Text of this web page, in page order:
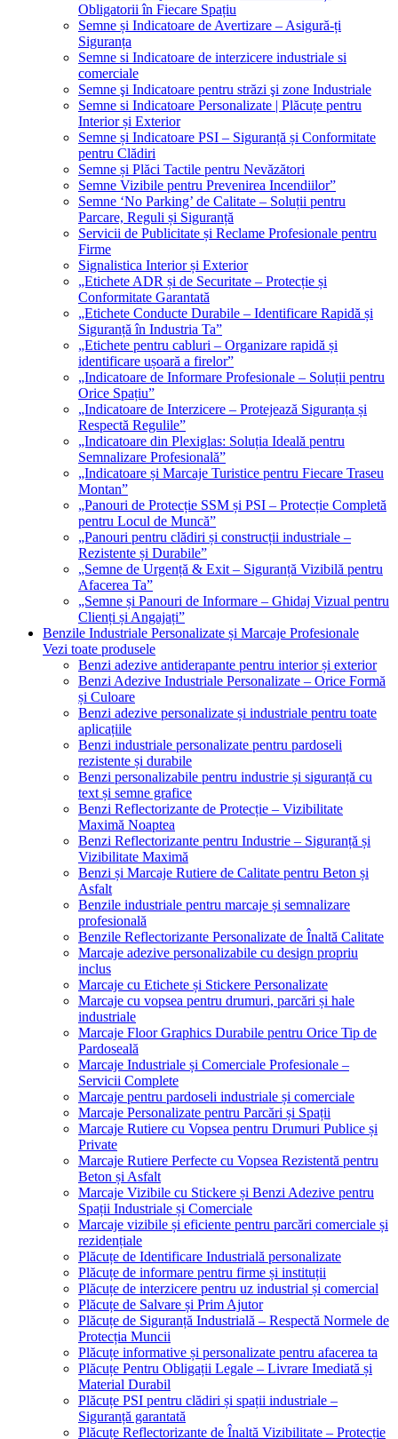
Obligatorii în Fiecare Spațiu
Semne și Indicatoare de Avertizare – Asigură-ți
Siguranța
Semne si Indicatoare de interzicere industriale si
comerciale
Semne şi Indicatoare pentru străzi şi zone Industriale
Semne si Indicatoare Personalizate | Plăcuțe pentru
Interior și Exterior
Semne și Indicatoare PSI – Siguranță și Conformitate
pentru Clădiri
Semne și Plăci Tactile pentru Nevăzători
Semne Vizibile pentru Prevenirea Incendiilor”
Semne ‘No Parking’ de Calitate – Soluții pentru
Parcare, Reguli și Siguranță
Servicii de Publicitate și Reclame Profesionale pentru
Firme
Signalistica Interior și Exterior
„Etichete ADR și de Securitate – Protecție și
Conformitate Garantată
„Etichete Conducte Durabile – Identificare Rapidă și
Siguranță în Industria Ta”
„Etichete pentru cabluri – Organizare rapidă și
identificare ușoară a firelor”
„Indicatoare de Informare Profesionale – Soluții pentru
Orice Spațiu”
„Indicatoare de Interzicere – Protejează Siguranța și
Respectă Regulile”
„Indicatoare din Plexiglas: Soluția Ideală pentru
Semnalizare Profesională”
„Indicatoare și Marcaje Turistice pentru Fiecare Traseu
Montan”
„Panouri de Protecție SSM și PSI – Protecție Completă
pentru Locul de Muncă”
„Panouri pentru clădiri și construcții industriale –
Rezistente și Durabile”
„Semne de Urgență & Exit – Siguranță Vizibilă pentru
Afacerea Ta”
„Semne și Panouri de Informare – Ghidaj Vizual pentru
Clienți și Angajați”
Benzile Industriale Personalizate și Marcaje Profesionale
Vezi toate produsele
Benzi adezive antiderapante pentru interior și exterior
Benzi Adezive Industriale Personalizate – Orice Formă
și Culoare
Benzi adezive personalizate și industriale pentru toate
aplicațiile
Benzi industriale personalizate pentru pardoseli
rezistente și durabile
Benzi personalizabile pentru industrie și siguranță cu
text și semne grafice
Benzi Reflectorizante de Protecție – Vizibilitate
Maximă Noaptea
Benzi Reflectorizante pentru Industrie – Siguranță și
Vizibilitate Maximă
Benzi și Marcaje Rutiere de Calitate pentru Beton și
Asfalt
Benzile industriale pentru marcaje și semnalizare
profesională
Benzile Reflectorizante Personalizate de Înaltă Calitate
Marcaje adezive personalizabile cu design propriu
inclus
Marcaje cu Etichete și Stickere Personalizate
Marcaje cu vopsea pentru drumuri, parcări și hale
industriale
Marcaje Floor Graphics Durabile pentru Orice Tip de
Pardoseală
Marcaje Industriale și Comerciale Profesionale –
Servicii Complete
Marcaje pentru pardoseli industriale și comerciale
Marcaje Personalizate pentru Parcări și Spații
Marcaje Rutiere cu Vopsea pentru Drumuri Publice și
Private
Marcaje Rutiere Perfecte cu Vopsea Rezistentă pentru
Beton și Asfalt
Marcaje Vizibile cu Stickere și Benzi Adezive pentru
Spații Industriale și Comerciale
Marcaje vizibile și eficiente pentru parcări comerciale și
rezidențiale
Plăcuțe de Identificare Industrială personalizate
Plăcuțe de informare pentru firme și instituții
Plăcuțe de interzicere pentru uz industrial și comercial
Plăcuțe de Salvare și Prim Ajutor
Plăcuțe de Siguranță Industrială – Respectă Normele de
Protecția Muncii
Plăcuțe informative și personalizate pentru afacerea ta
Plăcuțe Pentru Obligații Legale – Livrare Imediată și
Material Durabil
Plăcuțe PSI pentru clădiri și spații industriale –
Siguranță garantată
Plăcuțe Reflectorizante de Înaltă Vizibilitate – Protecție